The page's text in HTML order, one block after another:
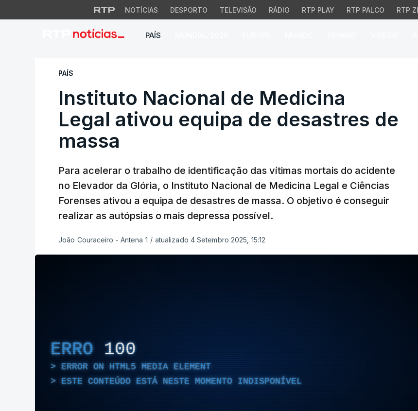
NOTÍCIAS DESPORTO TELEVISÃO RÁDIO RTP PLAY RTP PALCO RTP
PAÍS
Instituto Nacional de Medicina Legal
PAÍS
Instituto Nacional de Medicina
Legal ativou equipa de desastres de
massa
Para acelerar o trabalho de identificação das vítimas mortais do acidente
no Elevador da Glória, o Instituto Nacional de Medicina Legal e Ciências
Forenses ativou a equipa de desastres de massa. O objetivo é conseguir
realizar as autópsias o mais depressa possível.
João Couraceiro - Antena 1 / atualizado 4 Setembro 2025, 15:12
ERRO 100
ERROR ON HTML5 MEDIA ELEMENT
ESTE CONTEÚDO ESTÁ NESTE MOMENTO INDISPONÍVEL